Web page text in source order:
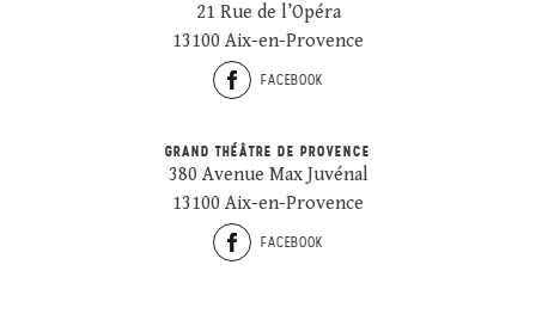
21 Rue de l’Opéra
13100 Aix-en-Provence
FACEBOOK
GRAND THÉÂTRE DE PROVENCE
380 Avenue Max Juvénal
13100 Aix-en-Provence
FACEBOOK